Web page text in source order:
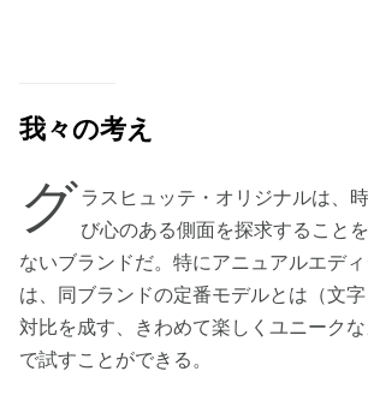
我々の考え
グ ラスヒュッテ・オリジナルは、
び心のある側面を探求すること
ないブランドだ。特にアニュアルエデ
は、同ブランドの定番モデルとは（文
対比を成す、きわめて楽しくユニーク
で試すことができる。